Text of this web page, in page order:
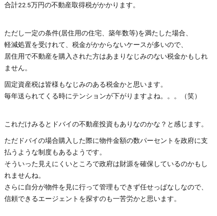
合計22.5万円の不動産取得税がかかります。
ただし一定の条件(居住用の住宅、築年数等)を満たした場合、
軽減処置を受けれて、税金がかからないケースが多いので、
居住用で不動産を購入された方はあまりなじみのない税金かもしれ
ません。
固定資産税は皆様もなじみのある税金かと思います。
毎年送られてくる時にテンションが下がりますよね。。。（笑）
これだけみるとドバイの不動産投資もありなのかな？と感じます。
ただドバイの場合購入した際に物件金額の数パーセントを政府に支
払うような制度もあるようです。
そういった見えにくいところで政府は財源を確保しているのかもし
れませんね。
さらに自分が物件を見に行って管理もできず任せっぱなしなので、
信頼できるエージェントを探すのも一苦労かと思います。